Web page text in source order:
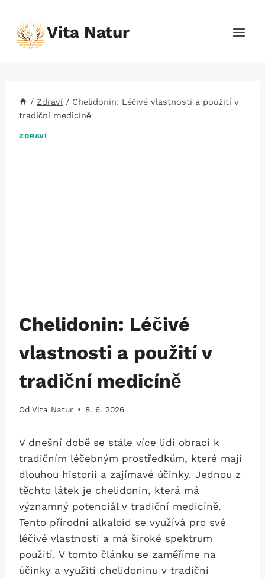
obsah
Vita Natur
/ Zdraví / Chelidonin: Léčivé vlastnosti a použití v
tradiční medicíně
ZDRAVÍ
Chelidonin: Léčivé
vlastnosti a použití v
tradiční medicíně
Od Vita Natur 8. 6. 2026
V ⁣dnešní době se stále více lidí obrací k
tradičním léčebným prostředkům, které mají
dlouhou historii ‌a‍ zajímavé účinky. Jednou z
těchto látek je chelidonin, která má⁣
významný ‍potenciál v tradiční medicíně.
Tento přírodní alkaloid ⁣se využívá pro své
léčivé vlastnosti a má ‌široké spektrum⁢
použití. V tomto článku se⁤ zaměříme na
účinky a ⁣využití chelidoninu v ⁣tradiční‌